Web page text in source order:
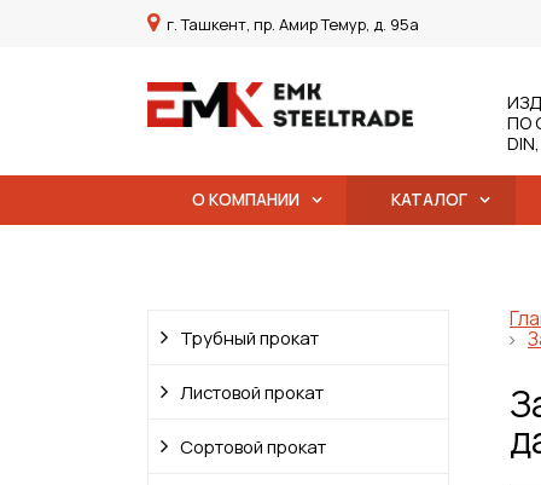
г. Ташкент, пр. Амир Темур, д. 95а
ПО
О КОМПАНИИ КАТАЛОГ
Трубный прокат
Листовой прокат
Сортовой прокат